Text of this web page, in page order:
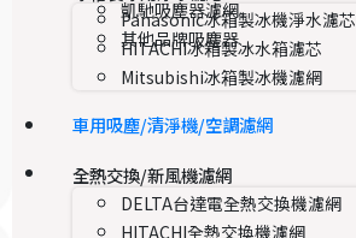
凱馳吸塵器濾網
其他品牌吸塵器
Panasonic冰箱製冰機淨水濾芯
HITACHI冰箱製冰水箱濾芯
Mitsubishi冰箱製冰機濾網
車用吸塵/清淨機/空調濾網
全熱交換/新風機濾網
DELTA台達電全熱交換機濾網
HITACHI全熱交換機濾網